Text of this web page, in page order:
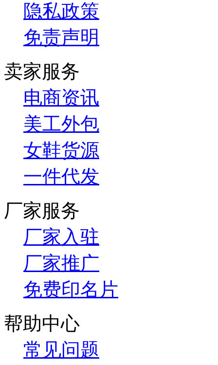
隐私政策
免责声明
卖家服务
电商资讯
美工外包
女鞋货源
一件代发
厂家服务
厂家入驻
厂家推广
免费印名片
帮助中心
常见问题